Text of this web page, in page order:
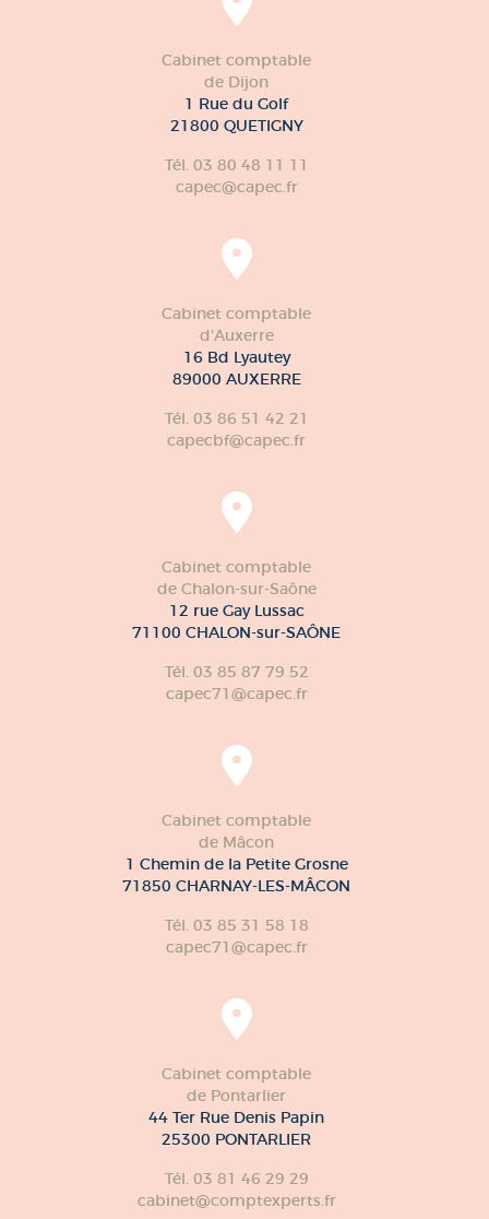
Cabinet comptable
de Dijon
1 Rue du Golf
21800 QUETIGNY
Tél. 03 80 48 11 11
capec@capec.fr
Cabinet comptable
d'Auxerre
16 Bd Lyautey
89000 AUXERRE
Tél. 03 86 51 42 21
capecbf@capec.fr
Cabinet comptable
de Chalon-sur-Saône
12 rue Gay Lussac
71100 CHALON-sur-SAÔNE
Tél. 03 85 87 79 52
capec71@capec.fr
Cabinet comptable
de Mâcon
1 Chemin de la Petite Grosne
71850 CHARNAY-LES-MÂCON
Tél. 03 85 31 58 18
capec71@capec.fr
Cabinet comptable
de Pontarlier
44 Ter Rue Denis Papin
25300 PONTARLIER
Tél. 03 81 46 29 29
cabinet@comptexperts.fr